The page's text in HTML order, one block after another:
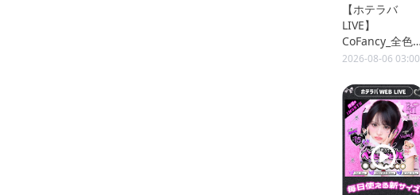
【ホテラバ
LIVE】
CoFancy_全色
レポ
2026-08-06 03:00